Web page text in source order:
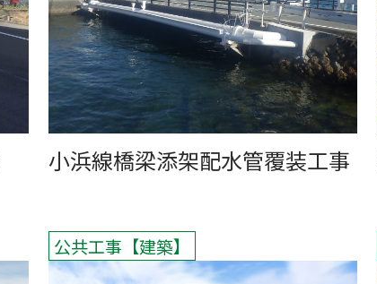
小浜線橋梁添架配水管覆装工事
公共工事 建築